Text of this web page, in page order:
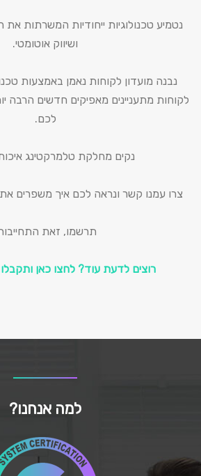
נטמיע טכנולוגיות ייחודיות המשרתות את
ושיווק אוטומטי.
נבנה מועדון לקוחות נאמן באמצעות
לקוחות מתעניינים מאפיקים חדשים הרבה
לכם.
נקים מחלקת טלמרקטינג
צרו עמנו קשר ונראה לכם איך משפרים
תרשמו, זאת
רוצים לדעת עוד? לחצו כאן
למה אנחנו?